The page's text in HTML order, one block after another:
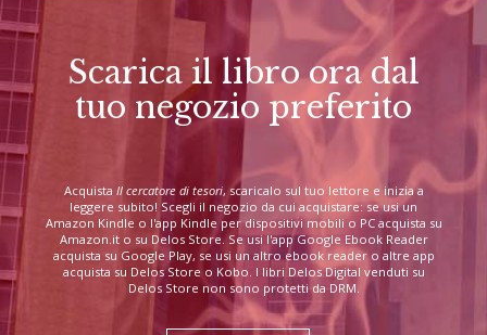
Scarica il libro ora dal
tuo negozio preferito
Acquista Il cercatore di tesori, scaricalo sul tuo lettore e inizia a
leggere subito! Scegli il negozio da cui acquistare: se usi un
Amazon Kindle o l'app Kindle per dispositivi mobili o PC acquista su
Amazon.it o su Delos Store. Se usi l'app Google Ebook Reader
acquista su Google Play, se usi un altro ebook reader o altre app
acquista su Delos Store o Kobo. I libri Delos Digital venduti su
Delos Store non sono protetti da DRM.